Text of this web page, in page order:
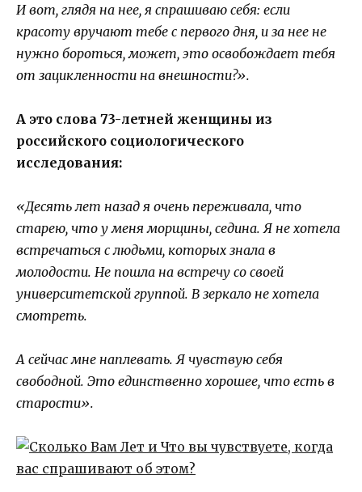
И вот, глядя на нее, я спрашиваю себя: если
красоту вручают тебе с первого дня, и за нее не
нужно бороться, может, это освобождает тебя
от зацикленности на внешности?».
А это слова 73-летней женщины из
российского социологического
исследования:
«Десять лет назад я очень переживала, что
старею, что у меня морщины, седина. Я не хотела
встречаться с людьми, которых знала в
молодости. Не пошла на встречу со своей
университетской группой. В зеркало не хотела
смотреть.
А сейчас мне наплевать. Я чувствую себя
свободной. Это единственно хорошее, что есть в
старости».